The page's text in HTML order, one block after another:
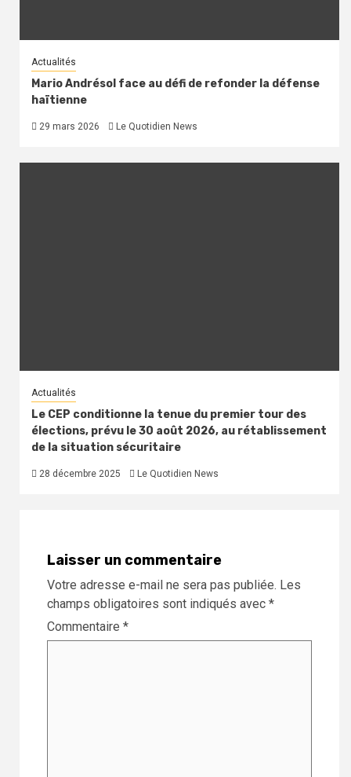
Actualités
Mario Andrésol face au défi de refonder la défense
haïtienne
29 mars 2026 Le Quotidien News
Actualités
Le CEP conditionne la tenue du premier tour des
élections, prévu le 30 août 2026, au rétablissement
de la situation sécuritaire
28 décembre 2025 Le Quotidien News
Laisser un commentaire
Votre adresse e-mail ne sera pas publiée. Les
champs obligatoires sont indiqués avec *
Commentaire *